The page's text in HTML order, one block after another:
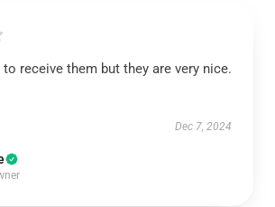
receive them but they are very nice.
Dec 7, 2024